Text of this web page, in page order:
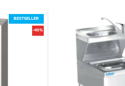
BESTSELLER
-40%